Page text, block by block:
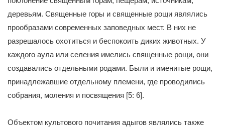
деревьям. Священные горы и священные рощи являлись
прообразами современных заповедных мест. В них не
разрешалось охотиться и беспокоить диких животных. У
каждого аула или селения имелись священные рощи, они
создавались отдельными родами. Были и именитые рощи,
принадлежавшие отдельному племени, где проводились
собрания, моления и посвящения [5: 6].
Объектом культового почитания адыгов являлись также